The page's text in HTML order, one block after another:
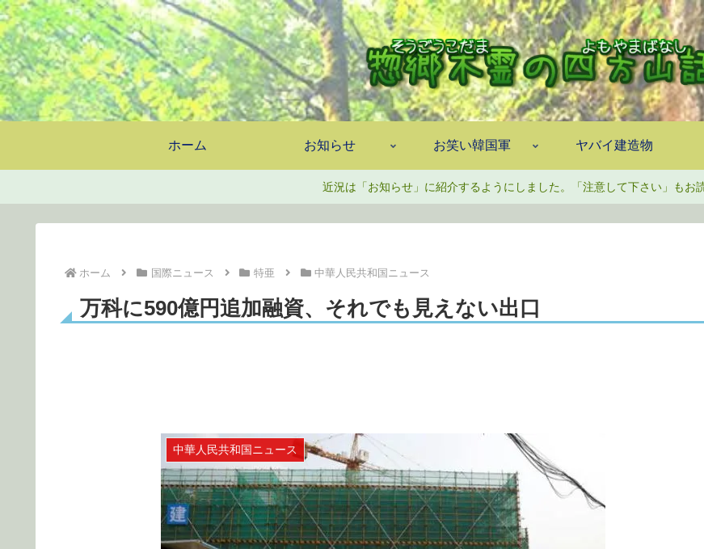
ホーム お知らせ お笑い韓国軍 ヤバイ建造物
近況は「お知らせ」に紹介するようにしました。「注意して下さい」もお
ホーム 国際ニュース 特亜 中華人民共和国ニュース
万科に590億円追加融資、それでも見えない出口
中華人民共和国ニュース